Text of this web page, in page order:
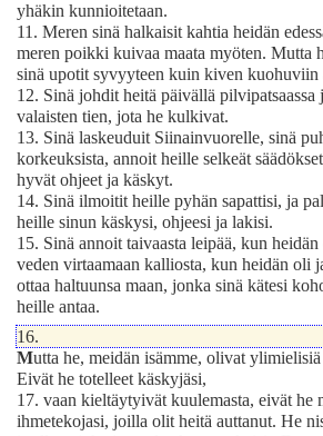
yhäkin kunnioitetaan.
11. Meren sinä halkaisit kahtia heidän
meren poikki kuivaa maata myöten. Mutta
sinä upotit syvyyteen kuin kiven kuohuviin
12. Sinä johdit heitä päivällä pilvipatsaassa
valaisten tien, jota he kulkivat.
13. Sinä laskeuduit Siinainvuorelle, sinä
korkeuksista, annoit heille selkeät
hyvät ohjeet ja käskyt.
14. Sinä ilmoitit heille pyhän sapattisi, ja
heille sinun käskysi, ohjeesi ja lakisi.
15. Sinä annoit taivaasta leipää, kun
veden virtaamaan kalliosta, kun heidän oli
ottaa haltuunsa maan, jonka sinä kätesi
heille antaa.
16.
Mutta he, meidän isämme, olivat
Eivät he totelleet käskyjäsi,
17. vaan kieltäytyivät kuulemasta, eivät he
ihmetekojasi, joilla olit heitä auttanut. He